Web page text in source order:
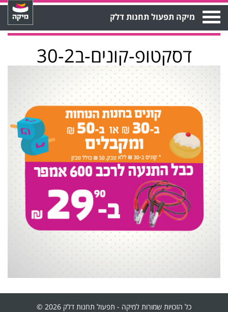
Open
Menu מיקה תפעול תחנות דלק
דסקטופ-קונים-ב30-2
כל הזכויות שמורות למיקה - תפעול תחנות דלק 2026 ©